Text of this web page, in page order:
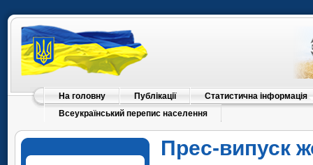
На головну Публікації
Статистична інформація
Всеукраїнський перепис населення
Прес-випуск